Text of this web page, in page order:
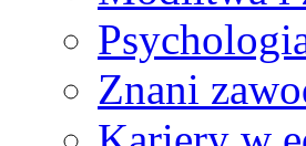
Znani